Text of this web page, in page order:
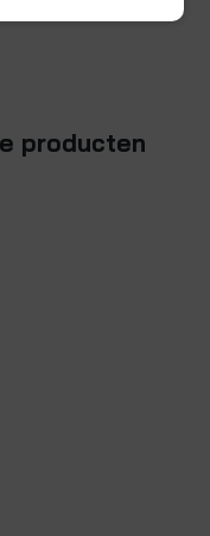
producten